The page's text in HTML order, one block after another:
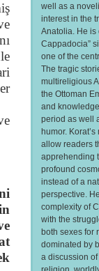
well as a
interest in the
Anatolia. He is
Cappadocia”
one of the
The tragic
multireligious
the Ottoman
and
period as well
humor.
allow readers
apprehending
profound
instead of a
perspective.
complexity of
with the
both sexes for
dominated by
a discussion